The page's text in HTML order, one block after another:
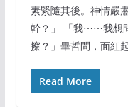
素緊隨其後。神情嚴
幹？」 「我⋯⋯我想
擦？」畢哲問，面紅
Read More